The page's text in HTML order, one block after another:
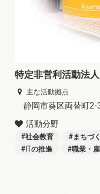
特定非営利活動法
主な活動拠点
静岡市葵区両替町2-
活動分野
社会教育 まちづ
ITの推進
職業・